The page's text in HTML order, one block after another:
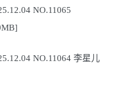
NO.11065
NO.11064 李星儿